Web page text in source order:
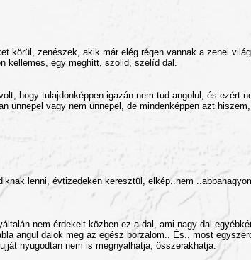
körül, zenészek, akik már elég régen vannak a zenei
kellemes, egy meghitt, szolid, szelíd dal.
hogy tulajdonképpen igazán nem tud angolul, és ezért
ünnepel vagy nem ünnepel, de mindenképpen azt
lenni, évtizedeken keresztül, elkép..nem
nem érdekelt közben ez a dal, ami nagy dal
angul dalok meg az egész borzalom.. És.. most
nyugodtan nem is megnyalhatja, összerakhatja.